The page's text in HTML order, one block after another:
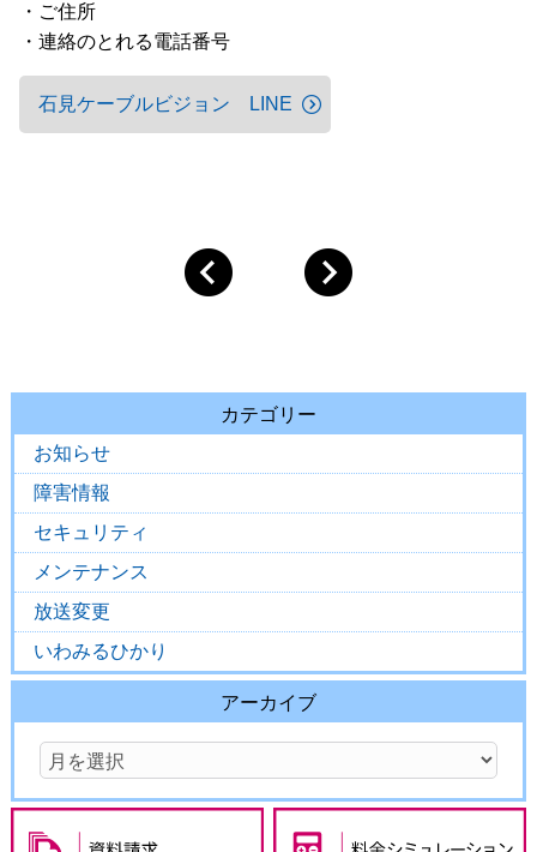
・ご住所
・連絡のとれる電話番号
石見ケーブルビジョン LINE
カテゴリー
お知らせ
障害情報
セキュリティ
メンテナンス
放送変更
いわみるひかり
アーカイブ